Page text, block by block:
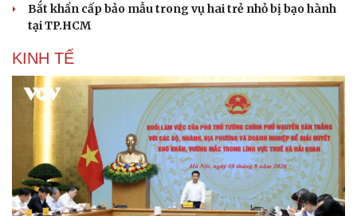
Cải chính
Bắt khẩn cấp bảo mẫu trong vụ hai trẻ nhỏ bị bạo hành
tại TP.HCM
KINH TẾ